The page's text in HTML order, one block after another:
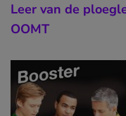
Leer van de
OOMT